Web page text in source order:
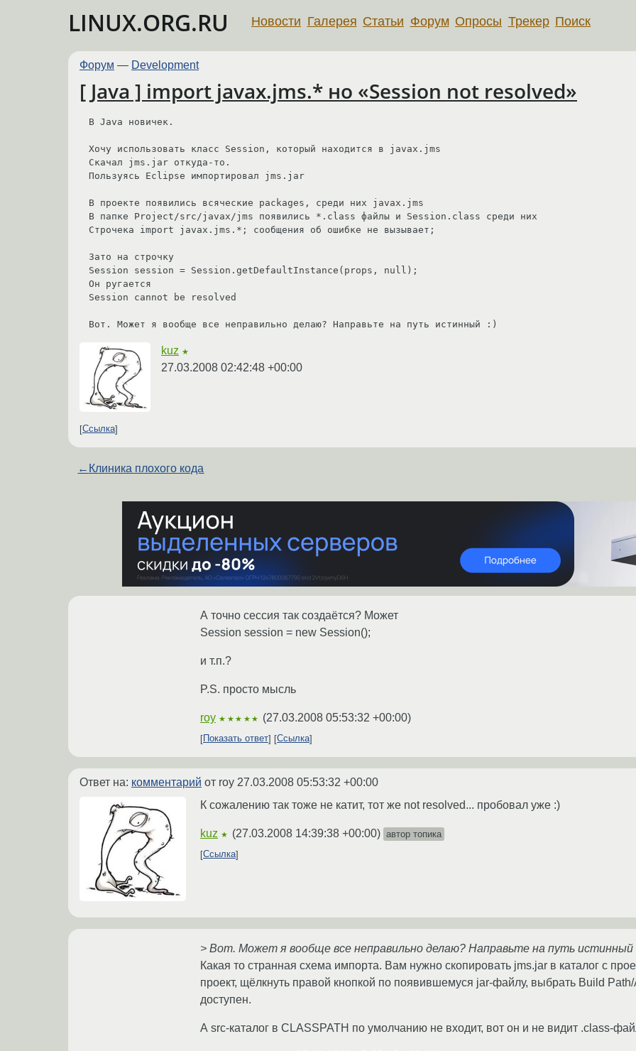
LINUX.ORG.RU Новости Галерея Статьи Форум Опросы Трекер Поиск
Форум — Development
[ Java ] import javax.jms.* но «Session not resolved»
В Java новичек.
Хочу использовать класс Session, который находится в javax.jms
Скачал jms.jar откуда-то.
Пользуясь Eclipse импортировал jms.jar
В проекте появились всяческие packages, среди них javax.jms
В папке Project/src/javax/jms появились *.class файлы и Session.class среди них
Строчека import javax.jms.*; сообщения об ошибке не вызывает;
Зато на строчку
Session session = Session.getDefaultInstance(props, null);
Он ругается
Session cannot be resolved
Вот. Может я вообще все неправильно делаю? Направьте на путь истинный :)
kuz ★
27.03.2008 02:42:48 +00:00
Ссылка
← Клиника плохого кода
А точно сессия так создаётся? Может
Session session = new Session();
и т.п.?
P.S. просто мысль
roy ★★★★★ (27.03.2008 05:53:32 +00:00)
Показать ответ Ссылка
Ответ на: комментарий от roy 27.03.2008 05:53:32 +00:00
К сожалению так тоже не катит, тот же not resolved... пробовал уже :)
kuz ★ (27.03.2008 14:39:38 +00:00) автор топика
Ссылка
> Вот. Может я вообще все неправильно делаю? Направьте на путь истинный
Какая то странная схема импорта. Вам нужно скопировать jms.jar в каталог с
проект, щёлкнуть правой кнопкой по появившемуся jar-файлу, выбрать Build
доступен.
А src-каталог в CLASSPATH по умолчанию не входит, вот он и не видит .class-